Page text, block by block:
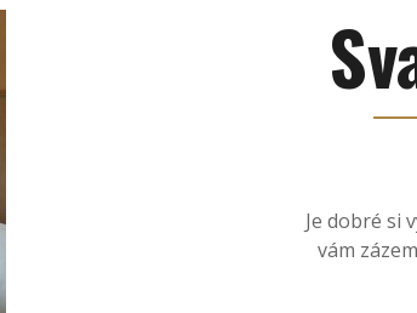
Je dobré si
vám